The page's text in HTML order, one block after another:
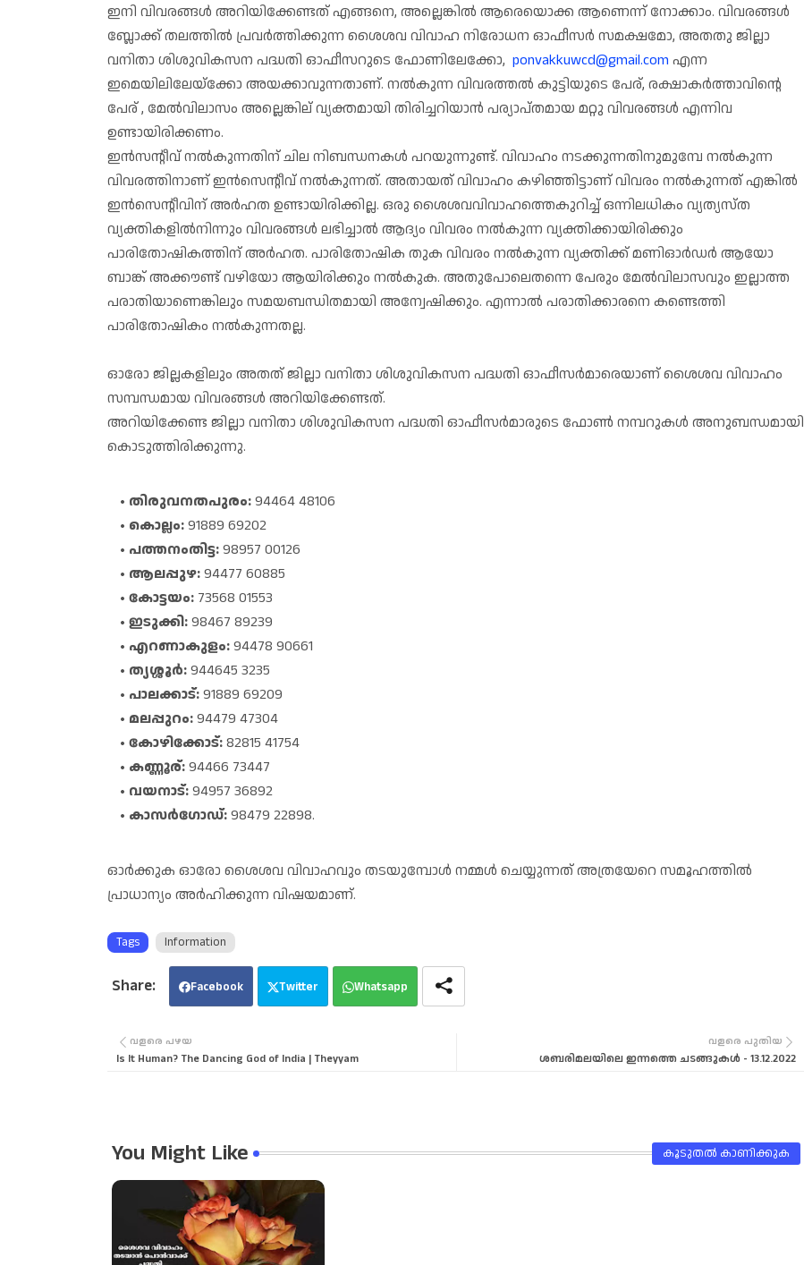
ഇനി വിവരങ്ങൾ അറിയിക്കേണ്ടത് എങ്ങനെ, അല്ലെങ്കിൽ ആരെയൊക്ക ആണെന്ന് നോക്കാം. വിവരങ്ങൾ
ബ്ലോക്ക് തലത്തിൽ പ്രവർത്തിക്കുന്ന ശൈശവ വിവാഹ നിരോധന ഓഫീസർ സമക്ഷമോ, അതതു ജില്ലാ
വനിതാ ശിശുവികസന പദ്ധതി ഓഫീസറുടെ ഫോണിലേക്കോ, ponvakkuwcd@gmail.com എന്ന
ഇമെയിലിലേയ്‌ക്കോ അയക്കാവുന്നതാണ്. നൽകുന്ന വിവരത്തൽ കുട്ടിയുടെ പേര്, രക്ഷാകർത്താവിന്റെ
പേര് , മേൽവിലാസം അല്ലെങ്കില് വ്യക്തമായി തിരിച്ചറിയാൻ പര്യാപ്തമായ മറ്റു വിവരങ്ങൾ എന്നിവ
ഉണ്ടായിരിക്കണം.
ഇൻസന്റീവ് നൽകുന്നതിന് ചില നിബന്ധനകൾ പറയുന്നുണ്ട്. വിവാഹം നടക്കുന്നതിനുമുമ്പേ നൽകുന്ന
വിവരത്തിനാണ് ഇൻസെന്റീവ് നൽകുന്നത്. അതായത് വിവാഹം കഴിഞ്ഞിട്ടാണ് വിവരം നൽകുന്നത് എങ്കിൽ
ഇൻസെന്റീവിന് അർഹത ഉണ്ടായിരിക്കില്ല. ഒരു ശൈശവവിവാഹത്തെകുറിച്ച് ഒന്നിലധികം വ്യത്യസ്ത
വ്യക്തികളിൽനിന്നും വിവരങ്ങൾ ലഭിച്ചാൽ ആദ്യം വിവരം നൽകുന്ന വ്യക്തിക്കായിരിക്കും
പാരിതോഷികത്തിന് അർഹത. പാരിതോഷിക തുക വിവരം നൽകുന്ന വ്യക്തിക്ക് മണിഓർഡർ ആയോ
ബാങ്ക് അക്കൗണ്ട് വഴിയോ ആയിരിക്കും നൽകുക. അതുപോലെതന്നെ പേരും മേൽവിലാസവും ഇല്ലാത്ത
പരാതിയാണെങ്കിലും സമയബന്ധിതമായി അന്വേഷിക്കും. എന്നാൽ പരാതിക്കാരനെ കണ്ടെത്തി
പാരിതോഷികം നൽകുന്നതല്ല.
ഓരോ ജില്ലകളിലും അതത് ജില്ലാ വനിതാ ശിശുവികസന പദ്ധതി ഓഫീസർമാരെയാണ് ശൈശവ വിവാഹം
സമ്പന്ധമായ വിവരങ്ങൾ അറിയിക്കേണ്ടത്.
അറിയിക്കേണ്ട ജില്ലാ വനിതാ ശിശുവികസന പദ്ധതി ഓഫീസർമാരുടെ ഫോൺ നമ്പറുകൾ അനുബന്ധമായി
കൊടുത്തിരിക്കുന്നു.
തിരുവനതപുരം:94464 48106
കൊല്ലം:91889 69202
പത്തനംതിട്ട:98957 00126
ആലപ്പുഴ:94477 60885
കോട്ടയം:73568 01553
ഇടുക്കി:98467 89239
എറണാകുളം:94478 90661
ത്യശ്ശൂർ:944645 3235
പാലക്കാട്:91889 69209
മലപ്പുറം:94479 47304
കോഴിക്കോട്:82815 41754
കണ്ണൂര്:94466 73447
വയനാട്:94957 36892
കാസർഗോഡ്:98479 22898.
ഓർക്കുക ഓരോ ശൈശവ വിവാഹവും തടയുമ്പോൾ നമ്മൾ ചെയ്യുന്നത് അത്രയേറെ സമൂഹത്തിൽ
പ്രാധാന്യം അർഹിക്കുന്ന വിഷയമാണ്.
Tags Information
Facebook Twitter Whatsapp
വളരെ പുതിയ
ശബരിമലയിലെ ഇന്നത്തെ ചടങ്ങുകള്‍ - 13.12.2022
വളരെ പഴയ
Is It Human? The Dancing God of India | Theyyam
You Might Like കൂടുതൽ‍ കാണിക്കുക